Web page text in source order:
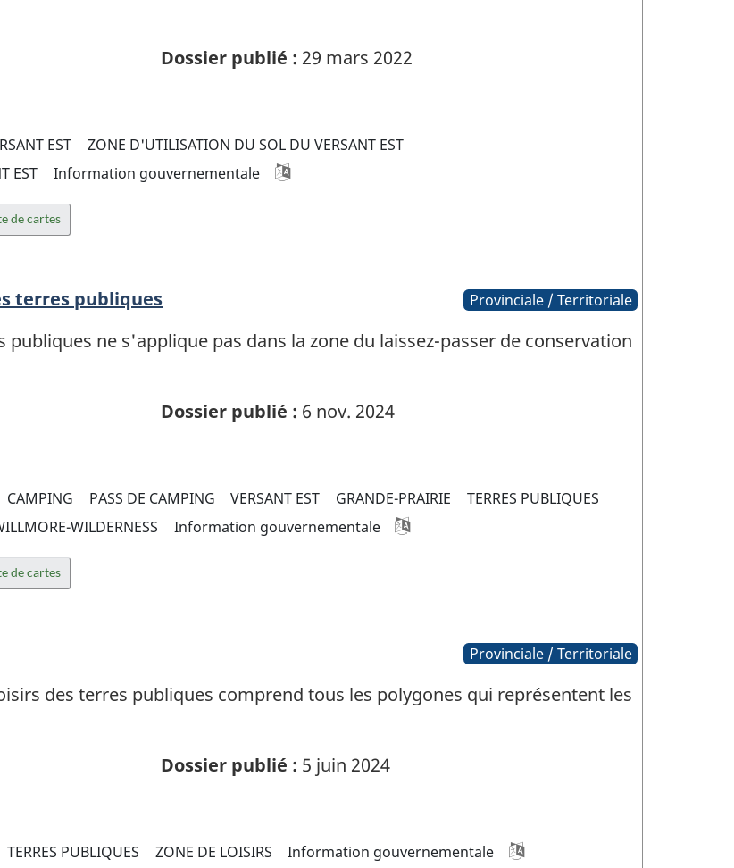
Dossier publié : 29 mars 2022
EST
ZONE D'UTILISATION DU SOL DU VERSANT EST
EST
Information gouvernementale
de cartes
terres publiques Provinciale / Territoriale
publiques ne s'applique pas dans la zone du laissez-passer de conservation
Dossier publié : 6 nov. 2024
CAMPING PASS DE CAMPING VERSANT EST GRANDE-PRAIRIE
TERRES PUBLIQUES
WILDERNESS Information gouvernementale
de cartes
Provinciale / Territoriale
des terres publiques comprend tous les polygones qui représentent les
Dossier publié : 5 juin 2024
TERRES PUBLIQUES ZONE DE LOISIRS Information gouvernementale